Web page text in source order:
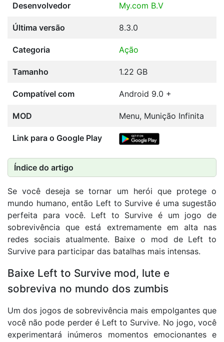
Desenvolvedor My.com B.V
Última versão 8.3.0
Categoria Ação
Tamanho 1.22 GB
Compatível com Android 9.0 +
MOD Menu, Munição Infinita
Link para o Google Play
Índice do artigo
Se você deseja se tornar um herói que protege o
mundo humano, então Left to Survive é uma sugestão
perfeita para você. Left to Survive é um jogo de
sobrevivência que está extremamente em alta nas
redes sociais atualmente. Baixe o mod de Left to
Survive para participar das batalhas mais intensas.
Baixe Left to Survive mod, lute e
sobreviva no mundo dos zumbis
Um dos jogos de sobrevivência mais empolgantes que
você não pode perder é Left to Survive. No jogo, você
experimentará inúmeros momentos emocionantes e